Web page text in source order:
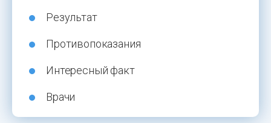
Результат
Противопоказания
Интересный факт
Врачи